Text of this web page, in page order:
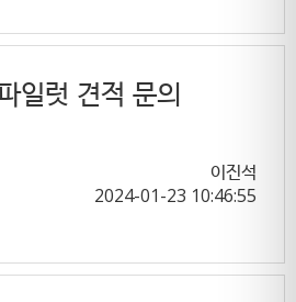
일럿 견적 문의
이진석
2024-01-23 10:46:55